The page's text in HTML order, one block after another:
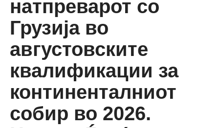
натпреварот со
Грузија во
августовските
квалификации за
континенталниот
собир во 2026.